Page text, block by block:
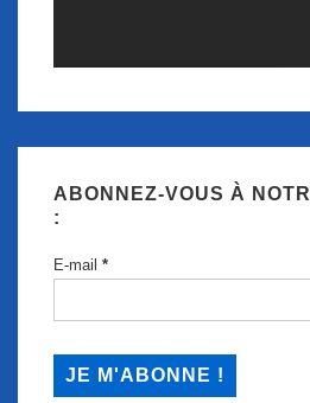
ABONNEZ-VOUS À
:
E-mail *